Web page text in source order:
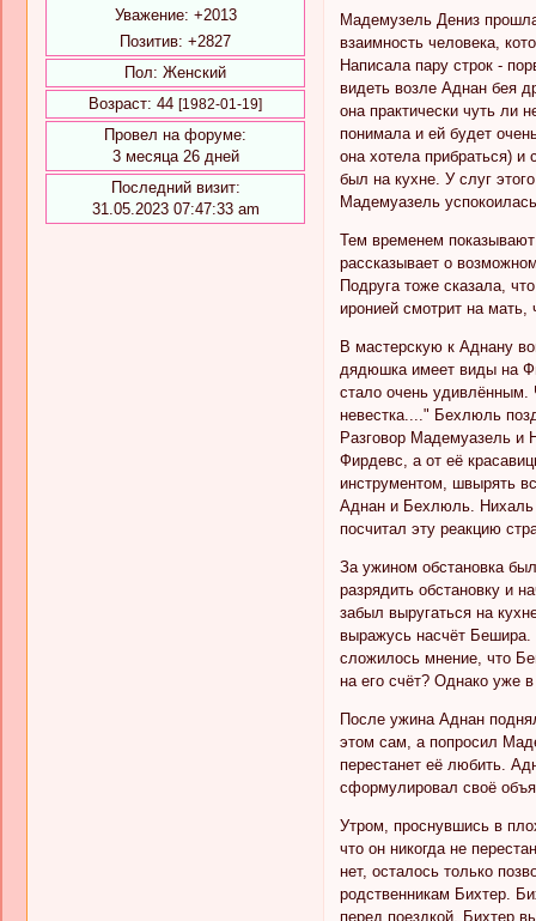
Уважение: +2013
Позитив: +2827
Пол: Женский
Возраст: 44 [1982-01-19]
Провел на форуме:
3 месяца 26 дней
Последний визит:
31.05.2023 07:47:33 am
Мадемузель Дениз
взаимность человека,
Написала пару строк -
видеть возле Аднан бея
она практически чуть ли
понимала и ей будет
она хотела прибраться)
был на кухне. У слуг
Мадемуазель
Тем временем
рассказывает о
Подруга тоже сказала,
иронией смотрит на
В мастерскую к Аднану
дядюшка имеет виды на
стало очень удивлённым.
невестка...." Бехлюль
Разговор Мадемуазель и
Фирдевс, а от её
инструментом, швырять
Аднан и Бехлюль. Нихаль
посчитал эту реакцию
За ужином обстановка
разрядить обстановку и
забыл выругаться на
выражусь насчёт Бешира.
сложилось мнение, что
на его счёт? Однако уже
После ужина Аднан
этом сам, а попросил
перестанет её любить.
сформулировал своё
Утром, проснувшись в
что он никогда не
нет, осталось только
родственникам Бихтер.
перед поездкой. Бихтер